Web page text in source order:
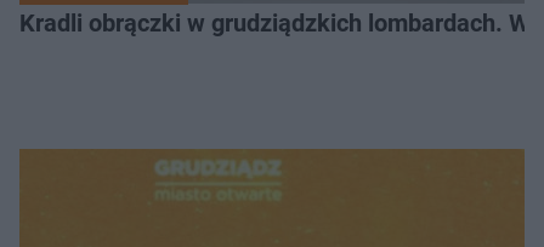
Kradli obrączki w grudziądzkich lombardach.